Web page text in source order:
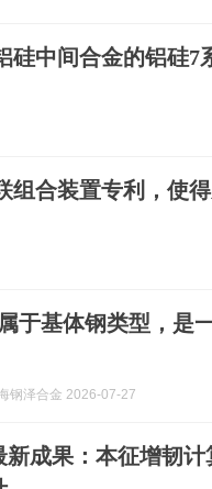
硅中间合金的铝硅7
组合装置专利，使
于基体钢类型，是
海钢泽合金 2026-07-27
新成果：本征增韧